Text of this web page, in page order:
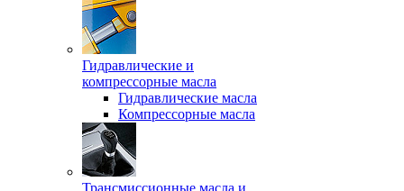
Гидравлические и
компрессорные масла
Гидравлические масла
Компрессорные масла
Трансмиссионные масла и